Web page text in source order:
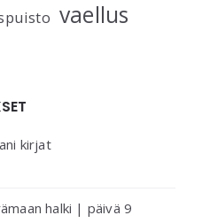
vaellus
kirjat
halki | päivä 9